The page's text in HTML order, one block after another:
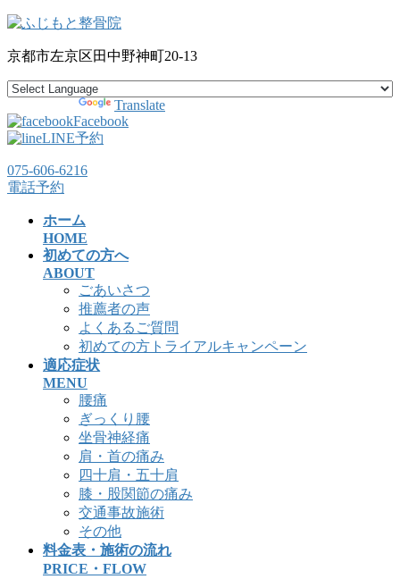
コ
テ
ン
ツ
へ
ス
ッ
プ
ナ
ゲ
ー
シ
ョ
ン
移
動
京都市左京区田中野神町20-13
Translate
Facebook
LINE予約
075-606-6216
電話予約
ホーム
HOME
初めての方へ
ABOUT
ごあいさつ
推薦者の声
よくあるご質問
初めての方トライアルキャンペーン
適応症状
MENU
腰痛
ぎっくり腰
坐骨神経痛
肩・首の痛み
四十肩・五十肩
膝・股関節の痛み
交通事故施術
その他
料金表・施術の流れ
PRICE・FLOW